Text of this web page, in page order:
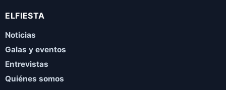
ELFIESTA
Noticias
Galas y eventos
Entrevistas
Quiénes somos